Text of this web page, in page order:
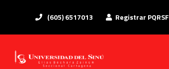
(605) 6517013 Registrar PQRSF